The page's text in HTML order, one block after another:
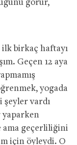
görür,
ilk birkaç haftayı
Geçen 12 aya
yogada
vardı
yaparken
ama geçerliliğini
için öyleydi. O